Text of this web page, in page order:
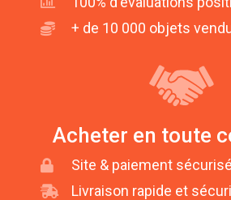
+ de 10 000 objets
Acheter en toute
Site & paiement sécurisé
Livraison rapide et